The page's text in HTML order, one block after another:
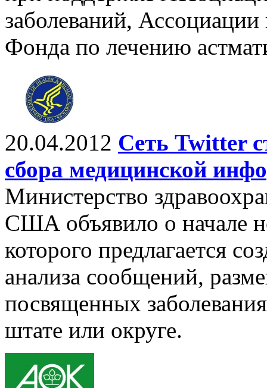
заболеваний,
Фонда по лечению
20.04.2012 Сеть Twitter
сбора медицинской
Министерство
США объявило о начале
которого предлагается
анализа сообщений,
посвященных
штате или округе.